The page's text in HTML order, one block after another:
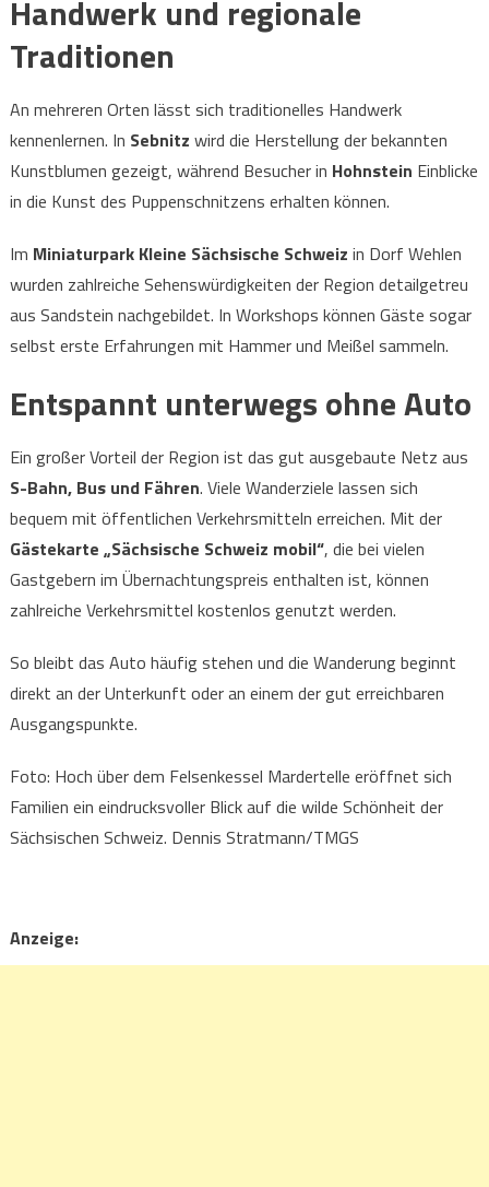
Handwerk und regionale
Traditionen
An mehreren Orten lässt sich traditionelles Handwerk
kennenlernen. In Sebnitz wird die Herstellung der bekannten
Kunstblumen gezeigt, während Besucher in Hohnstein Einblicke
in die Kunst des Puppenschnitzens erhalten können.
Im Miniaturpark Kleine Sächsische Schweiz in Dorf Wehlen
wurden zahlreiche Sehenswürdigkeiten der Region detailgetreu
aus Sandstein nachgebildet. In Workshops können Gäste sogar
selbst erste Erfahrungen mit Hammer und Meißel sammeln.
Entspannt unterwegs ohne Auto
Ein großer Vorteil der Region ist das gut ausgebaute Netz aus
S-Bahn, Bus und Fähren. Viele Wanderziele lassen sich
bequem mit öffentlichen Verkehrsmitteln erreichen. Mit der
Gästekarte „Sächsische Schweiz mobil“, die bei vielen
Gastgebern im Übernachtungspreis enthalten ist, können
zahlreiche Verkehrsmittel kostenlos genutzt werden.
So bleibt das Auto häufig stehen und die Wanderung beginnt
direkt an der Unterkunft oder an einem der gut erreichbaren
Ausgangspunkte.
Foto: Hoch über dem Felsenkessel Mardertelle eröffnet sich
Familien ein eindrucksvoller Blick auf die wilde Schönheit der
Sächsischen Schweiz. Dennis Stratmann/TMGS
Anzeige: